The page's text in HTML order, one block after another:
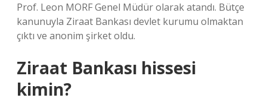
Prof. Leon MORF Genel Müdür olarak atandı. Bütçe
kanunuyla Ziraat Bankası devlet kurumu olmaktan
çıktı ve anonim şirket oldu.
Ziraat Bankası hissesi
kimin?